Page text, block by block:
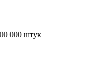
000 штук